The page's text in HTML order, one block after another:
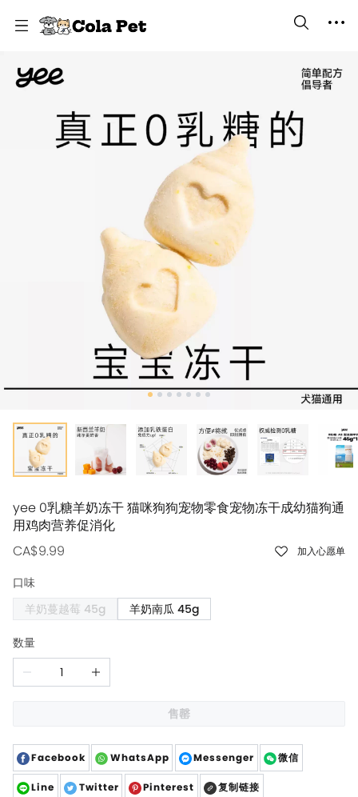
yee 0乳糖羊奶冻干 猫咪狗狗宠物零食宠物冻干成幼猫狗通
用鸡肉营养促消化
CA$9.99
加入心愿单
口味
羊奶蔓越莓 45g
羊奶南瓜 45g
数量
售罄
Facebook WhatsApp Messenger 微信
Line Twitter Pinterest 复制链接